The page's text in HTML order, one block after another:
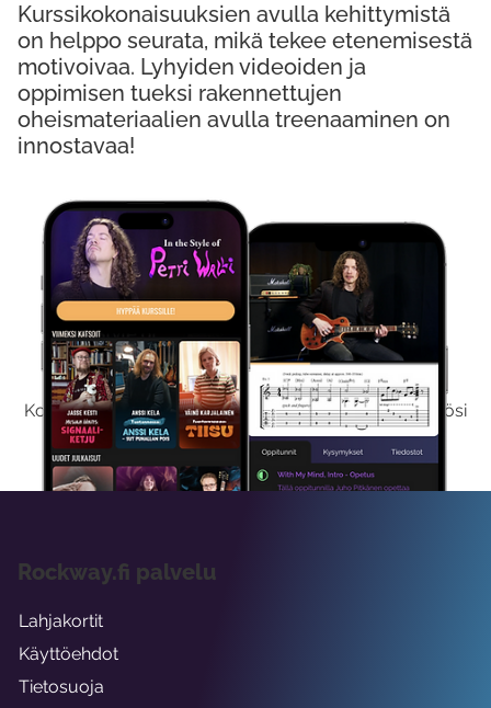
Kokeile Ilmaiseksi
Kokeilemalla ilmaiseksi saat koko sisältömme käyttöösi
viikon ajaksi.
Kurssikokonaisuuksien avulla kehittymistä
on helppo seurata, mikä tekee etenemisestä
motivoivaa. Lyhyiden videoiden ja
oppimisen tueksi rakennettujen
oheismateriaalien avulla treenaaminen on
innostavaa!
Rockway.fi palvelu
Lahjakortit
Käyttöehdot
Tietosuoja